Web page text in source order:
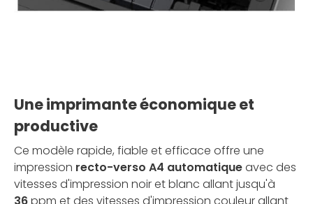
Une imprimante économique et
productive
Ce modèle rapide, fiable et efficace offre une
impression recto-verso A4 automatiqueavec des
vitesses d'impression noir et blanc allant jusqu'à